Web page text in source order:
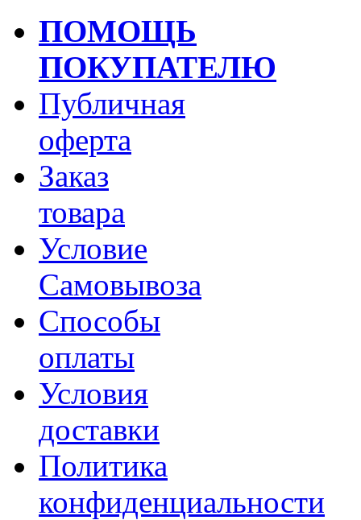
ПОМОЩЬ
ПОКУПАТЕЛЮ
Публичная
оферта
Заказ
товара
Условие
Самовывоза
Способы
оплаты
Условия
доставки
Политика
конфиденциальности